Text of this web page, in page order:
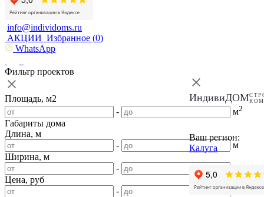
info@individoms.ru
АКЦИИ Избранное (0)
WhatsApp
ИндивиДОМ
Ваш регион:
Калуга
Фильтр проектов
Площадь, м2
-
м2
Габариты дома
Длина, м
-
м
Ширина, м
-
Цена, руб
-